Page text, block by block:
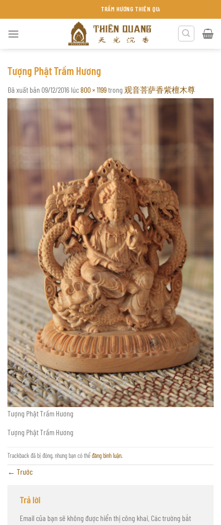
đến
TRẦM HƯƠNG THIÊN QUANG KHÁNH HÒA
Tượng Phật Trầm Hương
Đã xuất bản 09/12/2016 lúc800 × 1199trong 观音菩萨香紫檀木尊
Tượng Phật Trầm Hương
Tượng Phật Trầm Hương
Trackback đã bị đóng, nhưng bạn có thểđăng bình luận.
← Trước
Trả lời
Email của bạn sẽ không được hiển thị công khai. Các trường bắt